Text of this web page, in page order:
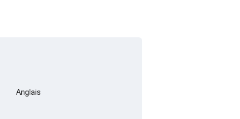
Anglais